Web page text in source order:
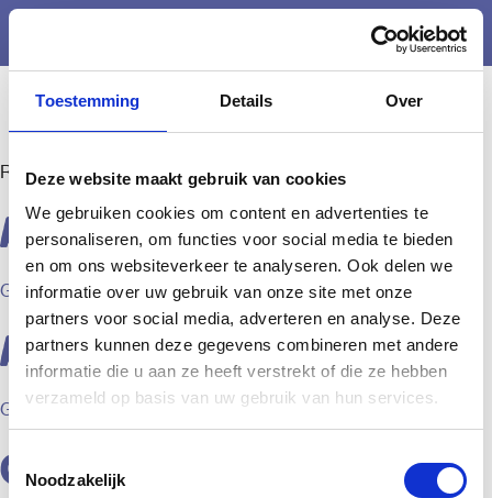
Toestemming Details Over
Deze website maakt gebruik van cookies
We gebruiken cookies om content en advertenties te
personaliseren, om functies voor social media te bieden
en om ons websiteverkeer te analyseren. Ook delen we
informatie over uw gebruik van onze site met onze
partners voor social media, adverteren en analyse. Deze
partners kunnen deze gegevens combineren met andere
informatie die u aan ze heeft verstrekt of die ze hebben
verzameld op basis van uw gebruik van hun services.
Toestemmingsselectie
Noodzakelijk
Copyright ©2024
Nederlands
Region: Alphen aan den Rijn
Avifauna
Geplaatst op 16:32door fabian
Archeon
Geplaatst op 16:25door fabian
Corpus